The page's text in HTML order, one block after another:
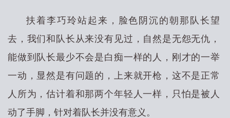
扶着李巧玲站起来，脸色阴沉的朝那队长望
去，我们和队长从来没有见过，自然是无怨无仇，
能做到队长最少不会是白痴一样的人，刚才的一举
一动，显然是有问题的，上来就开枪，这不是正常
人所为，估计着和那两个年轻人一样，只怕是被人
动了手脚，针对着队长并没有意义。